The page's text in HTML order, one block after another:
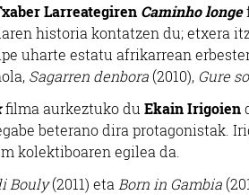
Larreategiren Caminho longe
historia kontatzen du; etxera
uharte estatu afrikarrean
Sagarren denbora(2010), Gure
filma aurkeztuko du Ekain Irigoien
beterano dira protagonistak.
kolektiboaren egilea da.
Bouly(2011) eta Born in Gambia